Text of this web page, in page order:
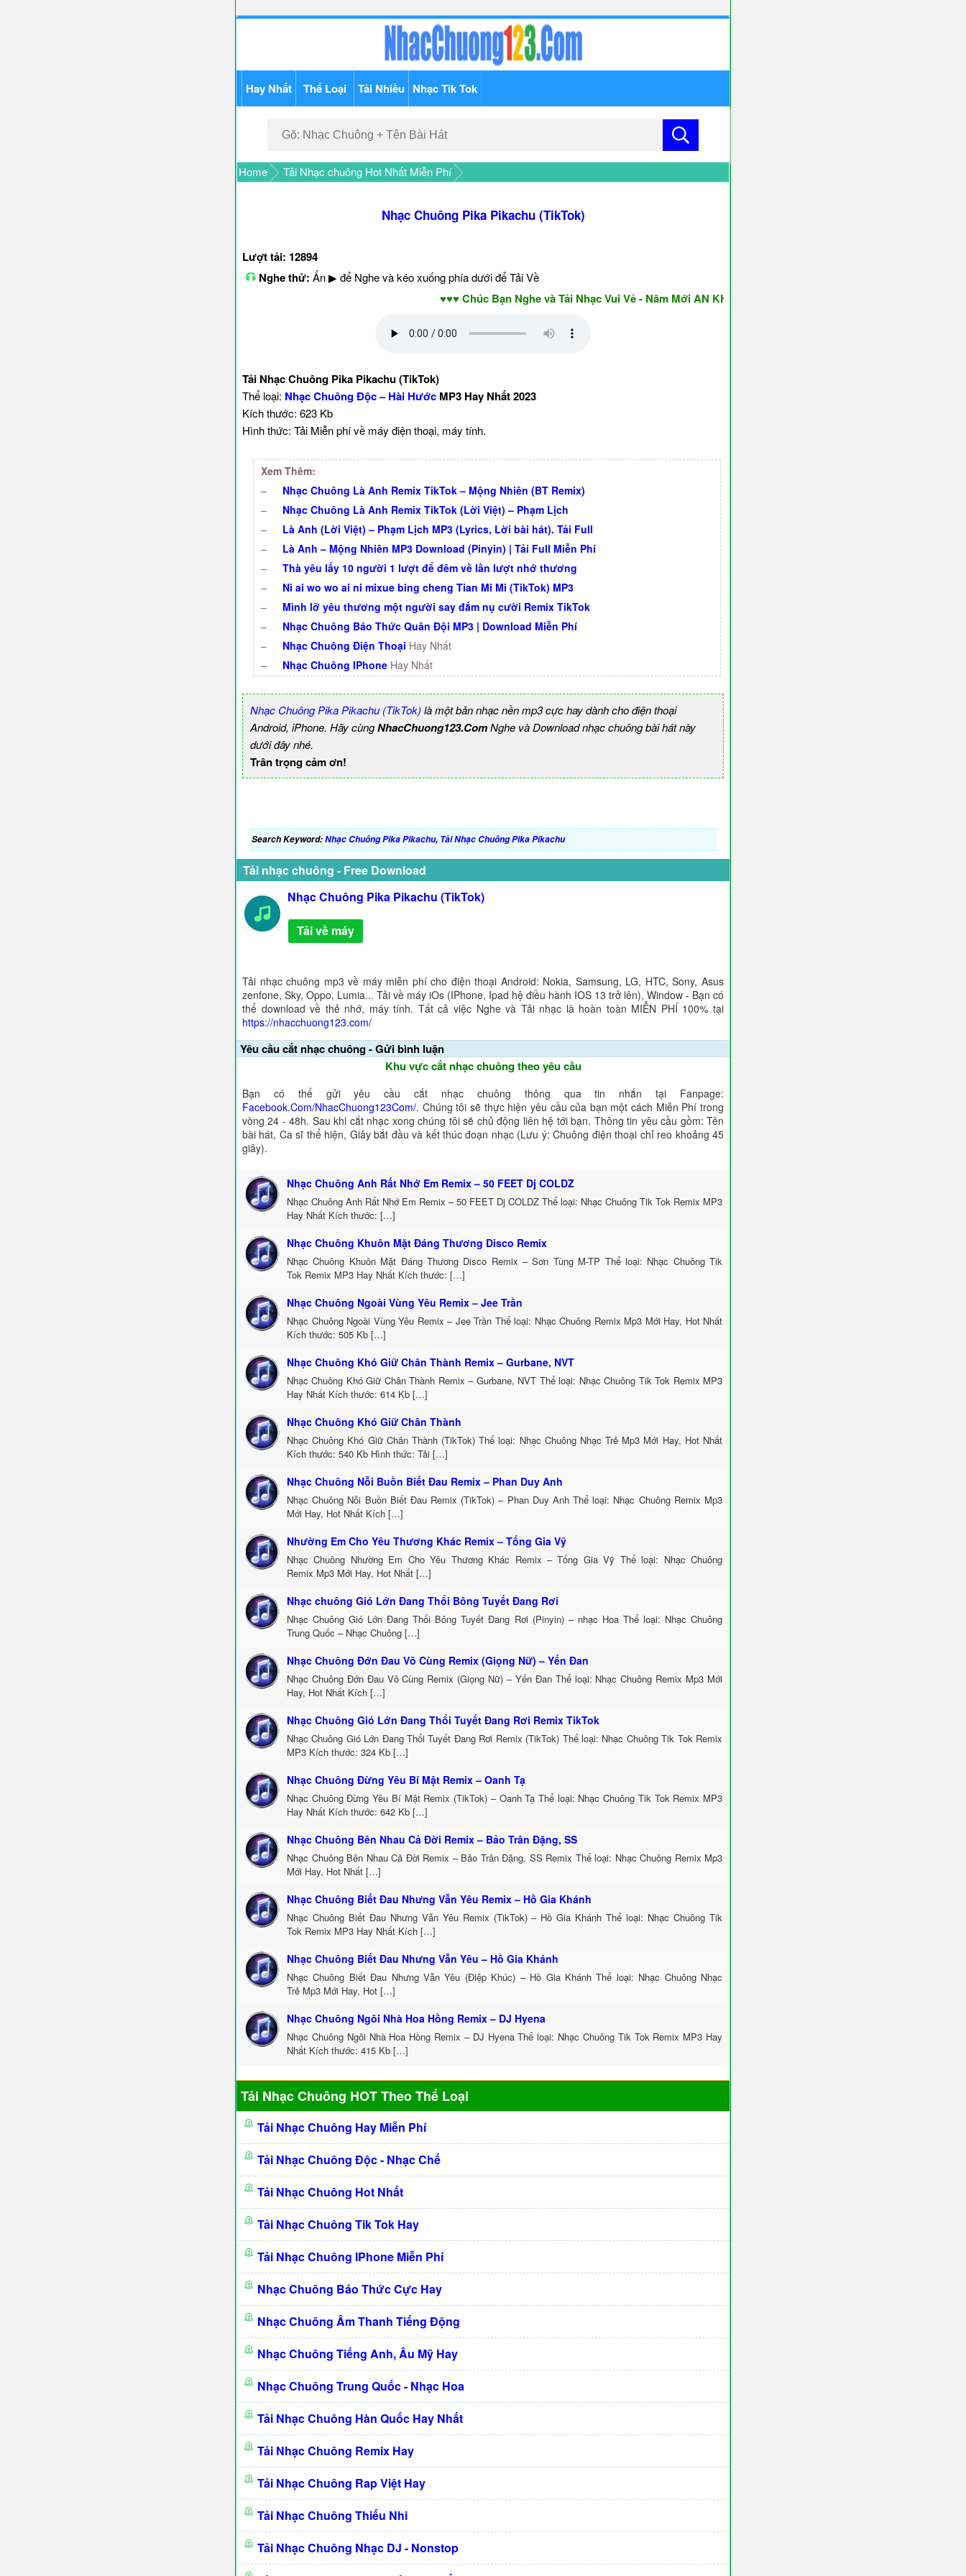
Hay Nhất Thể Loại Tải Nhiều Nhạc Tik Tok
Home Tải Nhạc chuông Hot Nhất Miễn Phí
Nhạc Chuông Pika Pikachu (TikTok)
Lượt tải: 12894
Nghe thử: Ấn ▶ để Nghe và kéo xuống phía dưới để Tải Về
♥♥♥ Chúc Bạn Nghe và Tải Nhạc Vui Vẻ - Năm Mới AN KHANG & THỊNH VƯỢNG ♥♥♥
Tải Nhạc Chuông Pika Pikachu (TikTok)
Thể loại: Nhạc Chuông Độc – Hài Hước MP3 Hay Nhất 2023
Kích thước: 623 Kb
Hình thức: Tải Miễn phí về máy điện thoại, máy tính.
Xem Thêm:
–
Nhạc Chuông Là Anh Remix TikTok – Mộng Nhiên (BT Remix)
–
Nhạc Chuông Là Anh Remix TikTok (Lời Việt) – Phạm Lịch
–
Là Anh (Lời Việt) – Phạm Lịch MP3 (Lyrics, Lời bài hát). Tải Full
–
Là Anh – Mộng Nhiên MP3 Download (Pinyin) | Tải Full Miễn Phí
–
Thà yêu lấy 10 người 1 lượt để đêm về lần lượt nhớ thương
–
Ni ai wo wo ai ni mixue bing cheng Tian Mi Mi (TikTok) MP3
–
Mình lỡ yêu thương một người say đắm nụ cười Remix TikTok
–
Nhạc Chuông Báo Thức Quân Đội MP3 | Download Miễn Phí
–
Nhạc Chuông Điện Thoại Hay Nhất
–
Nhạc Chuông IPhone Hay Nhất
Nhạc Chuông Pika Pikachu (TikTok) là một bản nhạc nền mp3 cực hay dành cho điện thoại
Android, iPhone. Hãy cùngNhacChuong123.ComNghe và Download nhạc chuông bài hát này
dưới đây nhé.
Trân trọng cảm ơn!
Search Keyword:Nhạc Chuông Pika Pikachu, Tải Nhạc Chuông Pika Pikachu
Tải nhạc chuông - Free Download
Nhạc Chuông Pika Pikachu (TikTok)
Tải về máy
Tải nhạc chuông mp3 về máy miễn phí cho điện thoại Android: Nokia, Samsung, LG, HTC, Sony, Asus
zenfone, Sky, Oppo, Lumia... Tải về máy iOs (IPhone, Ipad hệ điều hành IOS 13 trở lên), Window - Bạn có
thể download về thẻ nhớ, máy tính. Tất cả việc Nghe và Tải nhạc là hoàn toàn MIỄN PHÍ 100% tại
https://nhacchuong123.com/
Yêu cầu cắt nhạc chuông - Gửi bình luận
Khu vực cắt nhạc chuông theo yêu cầu
Bạn có thể gửi yêu cầu cắt nhạc chuông thông qua tin nhắn tại Fanpage:
Facebook.Com/NhacChuong123Com/. Chúng tôi sẽ thực hiện yêu cầu của bạn một cách Miễn Phí trong
vòng 24 - 48h. Sau khi cắt nhạc xong chúng tôi sẽ chủ động liên hệ tới bạn. Thông tin yêu cầu gồm: Tên
bài hát, Ca sĩ thể hiện, Giây bắt đầu và kết thúc đoạn nhạc (Lưu ý: Chuông điện thoại chỉ reo khoảng 45
giây).
Nhạc Chuông Anh Rất Nhớ Em Remix – 50 FEET Dj COLDZ
Nhạc Chuông Anh Rất Nhớ Em Remix – 50 FEET Dj COLDZ Thể loại: Nhạc Chuông Tik Tok Remix MP3
Hay Nhất Kích thước: […]
Nhạc Chuông Khuôn Mặt Đáng Thương Disco Remix
Nhạc Chuông Khuôn Mặt Đáng Thương Disco Remix – Sơn Tùng M-TP Thể loại: Nhạc Chuông Tik
Tok Remix MP3 Hay Nhất Kích thước: […]
Nhạc Chuông Ngoài Vùng Yêu Remix – Jee Trần
Nhạc Chuông Ngoài Vùng Yêu Remix – Jee Trần Thể loại: Nhạc Chuông Remix Mp3 Mới Hay, Hot Nhất
Kích thước: 505 Kb […]
Nhạc Chuông Khó Giữ Chân Thành Remix – Gurbane, NVT
Nhạc Chuông Khó Giữ Chân Thành Remix – Gurbane, NVT Thể loại: Nhạc Chuông Tik Tok Remix MP3
Hay Nhất Kích thước: 614 Kb […]
Nhạc Chuông Khó Giữ Chân Thành
Nhạc Chuông Khó Giữ Chân Thành (TikTok) Thể loại: Nhạc Chuông Nhạc Trẻ Mp3 Mới Hay, Hot Nhất
Kích thước: 540 Kb Hình thức: Tải […]
Nhạc Chuông Nỗi Buồn Biết Đau Remix – Phan Duy Anh
Nhạc Chuông Nỗi Buồn Biết Đau Remix (TikTok) – Phan Duy Anh Thể loại: Nhạc Chuông Remix Mp3
Mới Hay, Hot Nhất Kích […]
Nhường Em Cho Yêu Thương Khác Remix – Tống Gia Vỹ
Nhạc Chuông Nhường Em Cho Yêu Thương Khác Remix – Tống Gia Vỹ Thể loại: Nhạc Chuông
Remix Mp3 Mới Hay, Hot Nhất […]
Nhạc chuông Gió Lớn Đang Thổi Bông Tuyết Đang Rơi
Nhạc Chuông Gió Lớn Đang Thổi Bông Tuyết Đang Rơi (Pinyin) – nhạc Hoa Thể loại: Nhạc Chuông
Trung Quốc – Nhạc Chuông […]
Nhạc Chuông Đớn Đau Vô Cùng Remix (Giọng Nữ) – Yến Đan
Nhạc Chuông Đớn Đau Vô Cùng Remix (Giọng Nữ) – Yến Đan Thể loại: Nhạc Chuông Remix Mp3 Mới
Hay, Hot Nhất Kích […]
Nhạc Chuông Gió Lớn Đang Thổi Tuyết Đang Rơi Remix TikTok
Nhạc Chuông Gió Lớn Đang Thổi Tuyết Đang Rơi Remix (TikTok) Thể loại: Nhạc Chuông Tik Tok Remix
MP3 Kích thước: 324 Kb […]
Nhạc Chuông Đừng Yêu Bí Mật Remix – Oanh Tạ
Nhạc Chuông Đừng Yêu Bí Mật Remix (TikTok) – Oanh Tạ Thể loại: Nhạc Chuông Tik Tok Remix MP3
Hay Nhất Kích thước: 642 Kb […]
Nhạc Chuông Bên Nhau Cả Đời Remix – Bảo Trân Đặng, SS
Nhạc Chuông Bên Nhau Cả Đời Remix – Bảo Trân Đặng, SS Remix Thể loại: Nhạc Chuông Remix Mp3
Mới Hay, Hot Nhất […]
Nhạc Chuông Biết Đau Nhưng Vẫn Yêu Remix – Hồ Gia Khánh
Nhạc Chuông Biết Đau Nhưng Vẫn Yêu Remix (TikTok) – Hồ Gia Khánh Thể loại: Nhạc Chuông Tik
Tok Remix MP3 Hay Nhất Kích […]
Nhạc Chuông Biết Đau Nhưng Vẫn Yêu – Hồ Gia Khánh
Nhạc Chuông Biết Đau Nhưng Vẫn Yêu (Điệp Khúc) – Hồ Gia Khánh Thể loại: Nhạc Chuông Nhạc
Trẻ Mp3 Mới Hay, Hot […]
Nhạc Chuông Ngôi Nhà Hoa Hồng Remix – DJ Hyena
Nhạc Chuông Ngôi Nhà Hoa Hồng Remix – DJ Hyena Thể loại: Nhạc Chuông Tik Tok Remix MP3 Hay
Nhất Kích thước: 415 Kb […]
Tải Nhạc Chuông HOT Theo Thể Loại
Tải Nhạc Chuông Hay Miễn Phí
Tải Nhạc Chuông Độc - Nhạc Chế
Tải Nhạc Chuông Hot Nhất
Tải Nhạc Chuông Tik Tok Hay
Tải Nhạc Chuông IPhone Miễn Phí
Nhạc Chuông Báo Thức Cực Hay
Nhạc Chuông Âm Thanh Tiếng Động
Nhạc Chuông Tiếng Anh, Âu Mỹ Hay
Nhạc Chuông Trung Quốc - Nhạc Hoa
Tải Nhạc Chuông Hàn Quốc Hay Nhất
Tải Nhạc Chuông Remix Hay
Tải Nhạc Chuông Rap Việt Hay
Tải Nhạc Chuông Thiếu Nhi
Tải Nhạc Chuông Nhạc DJ - Nonstop